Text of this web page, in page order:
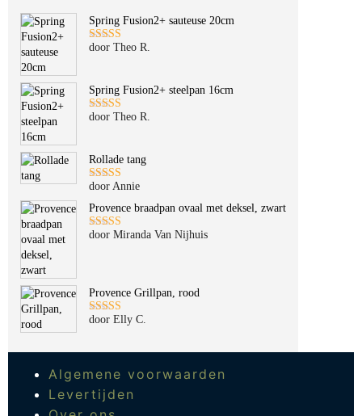
Spring Fusion2+ sauteuse 20cm
Gewaardeerd
door Theo R.
Spring Fusion2+ steelpan 16cm
Gewaardeerd
door Theo R.
Rollade tang
Gewaardeerd
door Annie
Provence braadpan ovaal met deksel, zwart
Gewaardeerd
door Miranda Van Nijhuis
Provence Grillpan, rood
Gewaardeerd
door Elly C.
Algemene voorwaarden
Levertijden